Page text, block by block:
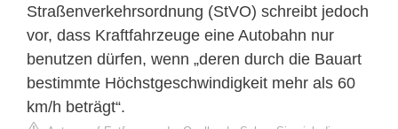
Straßenverkehrsordnung (StVO) schreibt jedoch
vor, dass Kraftfahrzeuge eine Autobahn nur
benutzen dürfen, wenn „deren durch die Bauart
bestimmte Höchstgeschwindigkeit mehr als 60
km/h beträgt“.